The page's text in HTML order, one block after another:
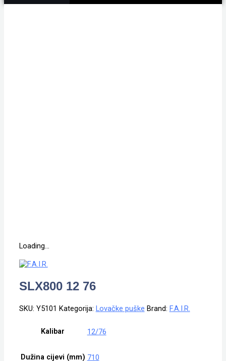
Loading...
SLX800 12 76
SKU: Y5101 Kategorija: Lovačke puške Brand: F.A.I.R.
Kalibar 12/76
Dužina cijevi (mm) 710